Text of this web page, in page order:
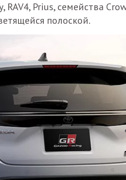
Prius, семейства
полоской.